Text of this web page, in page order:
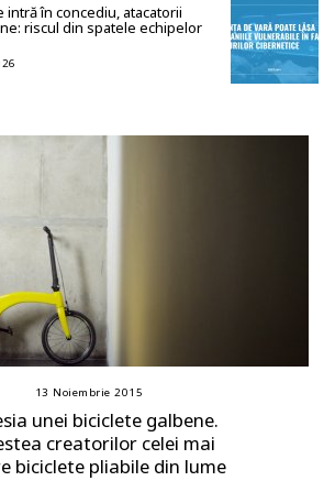
intră în concediu, atacatorii
riscul din spatele echipelor
13 Noiembrie 2015
unei biciclete galbene.
creatorilor celei mai
biciclete pliabile din lume